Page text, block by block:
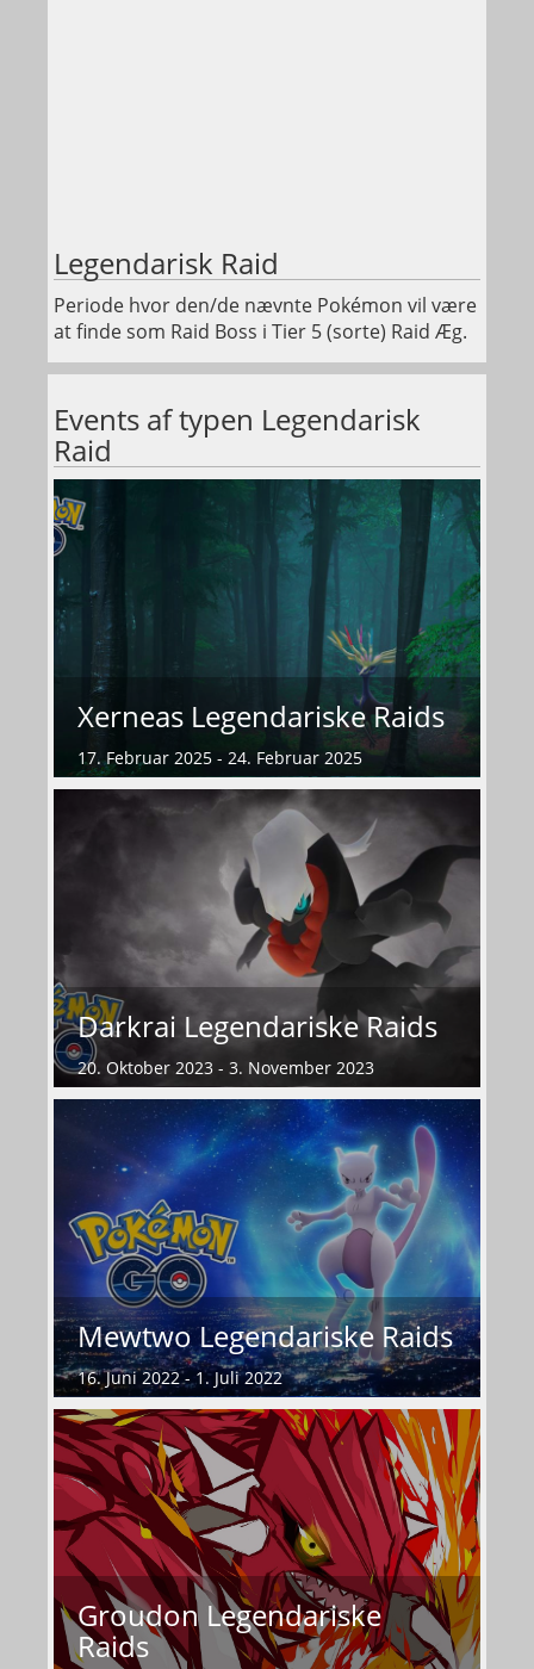
Legendarisk Raid
Periode hvor den/de nævnte Pokémon vil være
at finde som Raid Boss i Tier 5 (sorte) Raid Æg.
Events af typen Legendarisk
Raid
Xerneas Legendariske Raids
17. Februar 2025 - 24. Februar 2025
Darkrai Legendariske Raids
20. Oktober 2023 - 3. November 2023
Mewtwo Legendariske Raids
16. Juni 2022 - 1. Juli 2022
Groudon Legendariske
Raids